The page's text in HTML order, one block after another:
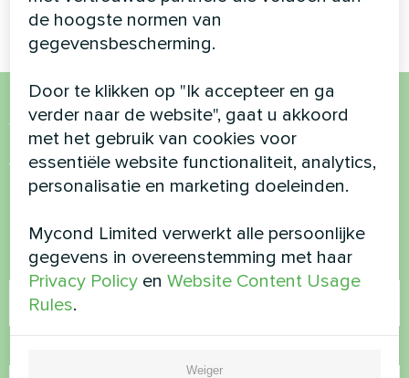
Wil je kopen of heb je
vragen?
Naam
de hoogste normen van
gegevensbescherming.
Door te klikken op "Ik accepteer en ga
verder naar de website", gaat u akkoord
met het gebruik van cookies voor
essentiële website functionaliteit, analytics,
personalisatie en marketing doeleinden.
Mycond Limited verwerkt alle persoonlijke
gegevens in overeenstemming met haar
Privacy Policy enWebsite Content Usage
Rules.
Weiger